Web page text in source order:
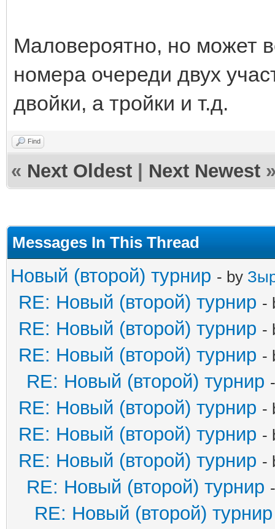
Маловероятно, но может
номера очереди двух
двойки, а тройки и т.д.
Find
« Next Oldest Next Newest
Messages In This Thread
Новый (второй) турнир - by
RE: Новый (второй) турнир -
RE: Новый (второй) турнир -
RE: Новый (второй) турнир -
RE: Новый (второй) турнир
RE: Новый (второй) турнир -
RE: Новый (второй) турнир -
RE: Новый (второй) турнир -
RE: Новый (второй) турнир
RE: Новый (второй) турнир